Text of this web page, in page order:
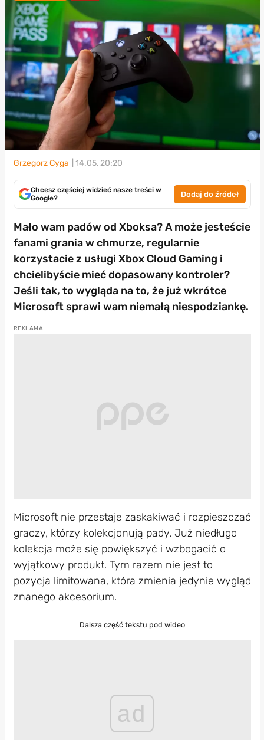
Grzegorz Cyga | 14.05, 20:20
Chcesz częściej widzieć nasze treści w
Google?
Dodaj do źródeł
Mało wam padów od Xboksa? A może jesteście
fanami grania w chmurze, regularnie
korzystacie z usługi Xbox Cloud Gaming i
chcielibyście mieć dopasowany kontroler?
Jeśli tak, to wygląda na to, że już wkrótce
Microsoft sprawi wam niemałą niespodziankę.
Microsoft nie przestaje zaskakiwać i rozpieszczać
graczy, którzy kolekcjonują pady. Już niedługo
kolekcja może się powiększyć i wzbogacić o
wyjątkowy produkt. Tym razem nie jest to
pozycja limitowana, która zmienia jedynie wygląd
znanego akcesorium.
Dalsza część tekstu pod wideo
ad